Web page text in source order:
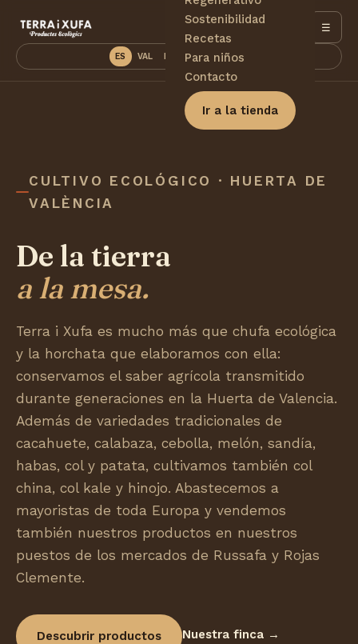
Sostenibilidad
Recetas
Para niños
Contacto
Ir a la tienda
ES VAL EN DE PT FR
☰
CULTIVO ECOLÓGICO · HUERTA DE
VALÈNCIA
De la tierra
a la mesa.
Terra i Xufa es mucho más que chufa ecológica
y la horchata que elaboramos con ella:
conservamos el saber agrícola transmitido
durante generaciones en la Huerta de Valencia.
Además de variedades tradicionales de
cacahuete, calabaza, cebolla, melón, sandía,
habas, col y patata, cultivamos también col
china, col kale y hinojo. Abastecemos a
mayoristas de toda Europa y vendemos
también nuestros productos en nuestros
puestos de los mercados de Russafa y Rojas
Clemente.
Descubrir productos Nuestra finca →